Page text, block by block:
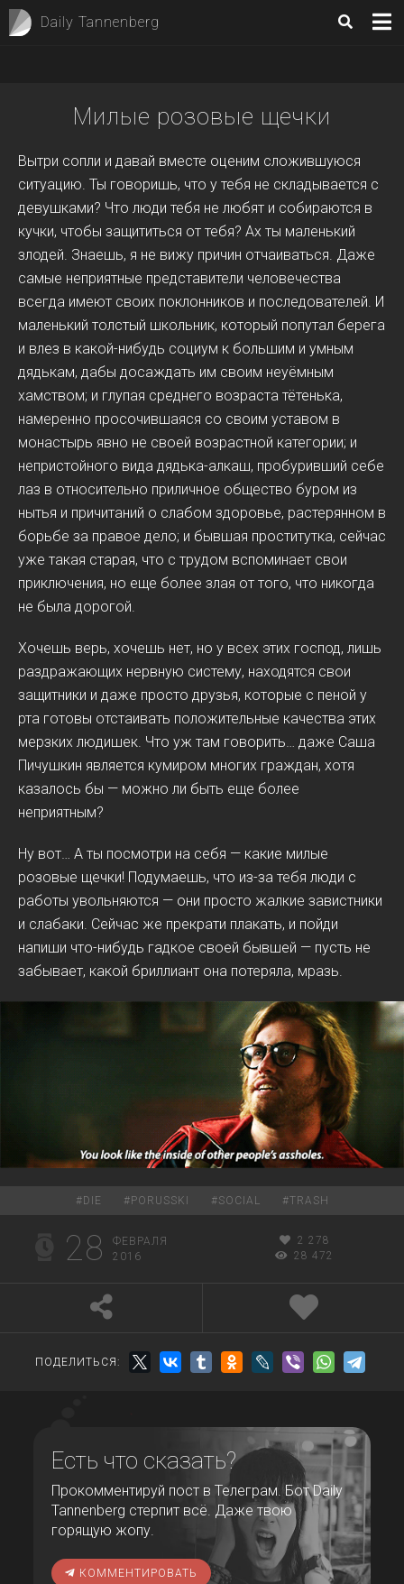
Daily Tannenberg
Милые розовые щечки
Вытри сопли и давай вместе оценим сложившуюся
ситуацию. Ты говоришь, что у тебя не складывается с
девушками? Что люди тебя не любят и собираются в
кучки, чтобы защититься от тебя? Ах ты маленький
злодей. Знаешь, я не вижу причин отчаиваться. Даже
самые неприятные представители человечества
всегда имеют своих поклонников и последователей. И
маленький толстый школьник, который попутал берега
и влез в какой-нибудь социум к большим и умным
дядькам, дабы досаждать им своим неуёмным
хамством; и глупая среднего возраста тётенька,
намеренно просочившаяся со своим уставом в
монастырь явно не своей возрастной категории; и
непристойного вида дядька-алкаш, пробуривший себе
лаз в относительно приличное общество буром из
нытья и причитаний о слабом здоровье, растерянном в
борьбе за правое дело; и бывшая проститутка, сейчас
уже такая старая, что с трудом вспоминает свои
приключения, но еще более злая от того, что никогда
не была дорогой.
Хочешь верь, хочешь нет, но у всех этих господ, лишь
раздражающих нервную систему, находятся свои
защитники и даже просто друзья, которые с пеной у
рта готовы отстаивать положительные качества этих
мерзких людишек. Что уж там говорить… даже Саша
Пичушкин является кумиром многих граждан, хотя
казалось бы — можно ли быть еще более
неприятным?
Ну вот… А ты посмотри на себя — какие милые
розовые щечки! Подумаешь, что из-за тебя люди с
работы увольняются — они просто жалкие завистники
и слабаки. Сейчас же прекрати плакать, и пойди
напиши что-нибудь гадкое своей бывшей — пусть не
забывает, какой бриллиант она потеряла, мразь.
# DIE # PORUSSKI #SOCIAL #TRASH
28
ФЕВРАЛЯ
2016
2 278
28 472
ПОДЕЛИТЬСЯ:
Есть что сказать?
Прокомментируй пост в Телеграм. Бот Daily
Tannenberg стерпит всё. Даже твою
горящую жопу.
КОММЕНТИРОВАТЬ